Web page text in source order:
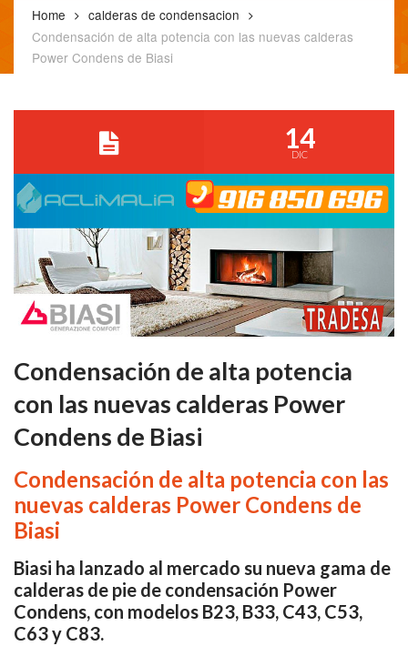
Home
calderas de condensacion
Condensación de alta potencia con las nuevas calderas
Power Condens de Biasi
14
DIC
Condensación de alta potencia
con las nuevas calderas Power
Condens de Biasi
Condensación de alta potencia con las
nuevas calderas Power Condens de
Biasi
Biasi ha lanzado al mercado su nueva gama de
calderas de pie de condensación Power
Condens, con modelos B23, B33, C43, C53,
C63 y C83.